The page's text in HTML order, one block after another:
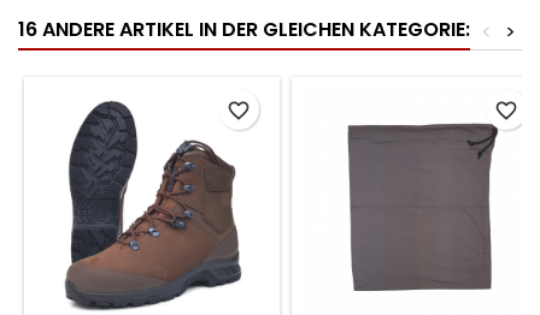
16 ANDERE ARTIKEL IN DER GLEICHEN KATEGORIE: >
<
favorite_border favorite_border